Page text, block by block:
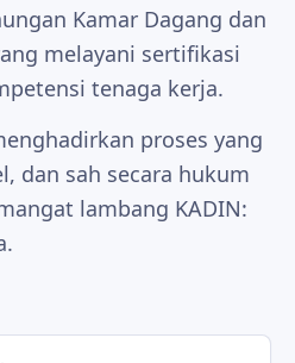
Kamar Dagang dan
melayani sertifikasi
tenaga kerja.
proses yang
dan sah secara hukum
lambang KADIN: